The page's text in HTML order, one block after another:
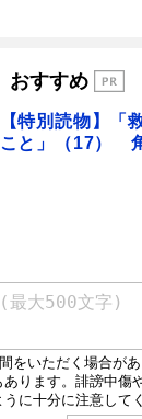
おすすめ
【特別読物】「
こと」（17）